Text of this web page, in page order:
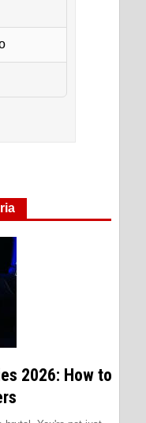
2026: How to